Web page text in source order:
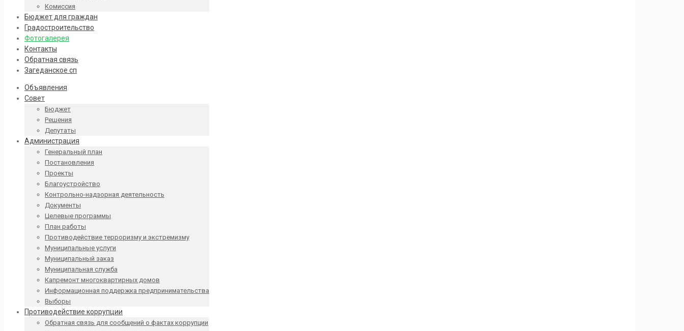
Комиссия
Бюджет для граждан
Градостроительство
Фотогалерея
Контакты
Обратная связь
Загеданское сп
Объявления
Совет
Бюджет
Решения
Депутаты
Администрация
Генеральный план
Постановления
Проекты
Благоустройство
Контрольно-надзорная деятельность
Документы
Целевые программы
План работы
Противодействие терроризму и экстремизму
Муниципальные услуги
Муниципальный заказ
Муниципальная служба
Капремонт многоквартирных домов
Информационная поддержка предпринимательства
Выборы
Противодействие коррупции
Обратная связь для сообщений о фактах коррупции